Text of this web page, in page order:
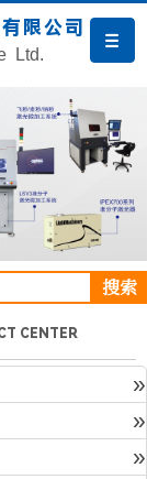
限公司
Ltd.
搜索
CENTER
»
»
»